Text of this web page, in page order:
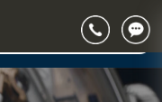
▲
▼
级公告
线：400-886-1507
址：
上海市徐汇区虹桥路3号港汇中心写字楼2座37层3705室（需提前预约）